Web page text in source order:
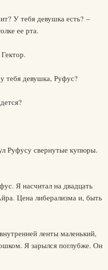
У тебя девушка есть? –
ее рта.
тебя девушка, Руфус?
Руфусу свернутые купюры.
Я насчитал на двадцать
Цена либерализма и, быть
ленты маленький,
Я зарылся поглубже. Он